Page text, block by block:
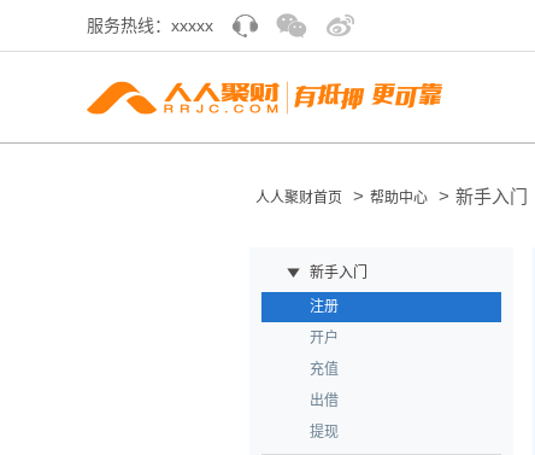
服务热线：xxxxx
人人聚财首页 > 帮助中心 > 新手入门
新手入门
注册
开户
充值
出借
提现